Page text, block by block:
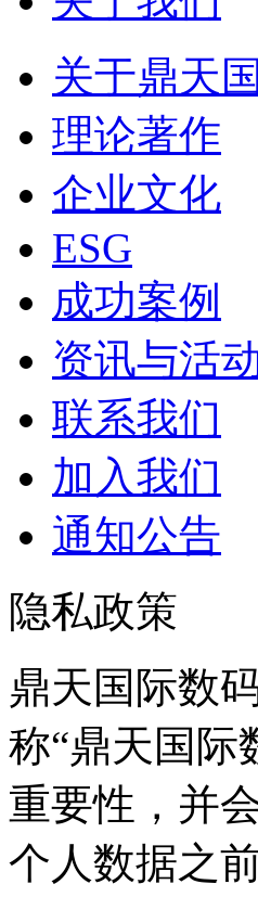
关于鼎天
理论著作
企业文化
ESG
成功案例
资讯与活
联系我们
加入我们
通知公告
隐私政策
鼎天国际数
称“鼎天国际
重要性，
个人数据之前